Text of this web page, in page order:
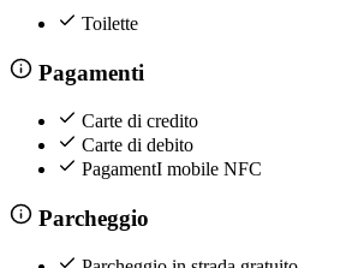
Toilette
Pagamenti
Carte di credito
Carte di debito
PagamentI mobile NFC
Parcheggio